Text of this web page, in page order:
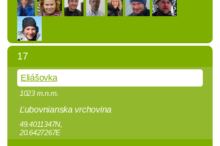
17
Eliášovka
1023 m.n.m.
Ľubovnianska vrchovina
49.4011347N,
20.6427267E